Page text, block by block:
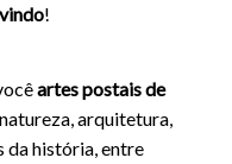
!
artes postais de
arquitetura,
da história, entre